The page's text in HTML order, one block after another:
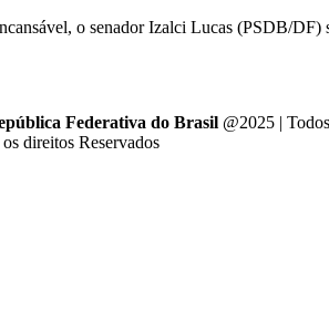
o senador Izalci Lucas (PSDB/DF)
Federativa do Brasil @2025 | Todos
os direitos Reservados